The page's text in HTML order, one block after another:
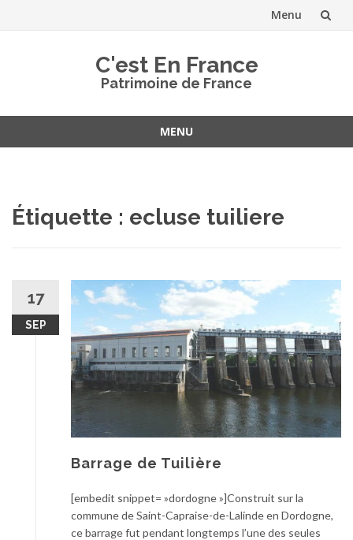
Menu
C'est En France
Patrimoine de France
MENU
Étiquette : ecluse tuiliere
17
SEP
Barrage de Tuilière
[embedit snippet= »dordogne »]Construit sur la
commune de Saint-Capraise-de-Lalinde en Dordogne,
ce barrage fut pendant longtemps l’une des seules